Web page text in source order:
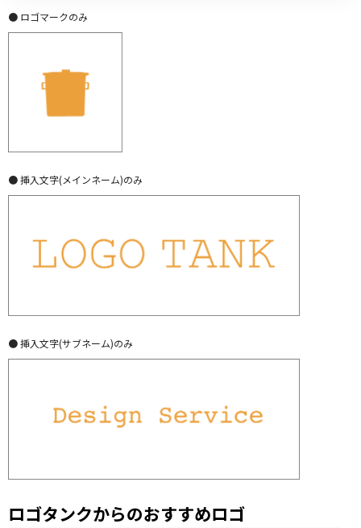
● ロゴマークのみ
● 挿入文字(メインネーム)のみ
● 挿入文字(サブネーム)のみ
ロゴタンクからのおすすめロゴ